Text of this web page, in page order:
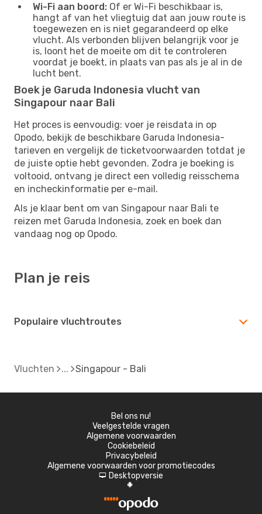
Wi-Fi aan boord: Of er Wi-Fi beschikbaar is,
hangt af van het vliegtuig dat aan jouw route is
toegewezen en is niet gegarandeerd op elke
vlucht. Als verbonden blijven belangrijk voor je
is, loont het de moeite om dit te controleren
voordat je boekt, in plaats van pas als je al in de
lucht bent.
Boek je Garuda Indonesia vlucht van
Singapour naar Bali
Het proces is eenvoudig: voer je reisdata in op
Opodo, bekijk de beschikbare Garuda Indonesia-
tarieven en vergelijk de ticketvoorwaarden totdat je
de juiste optie hebt gevonden. Zodra je boeking is
voltooid, ontvang je direct een volledig reisschema
en incheckinformatie per e-mail.
Als je klaar bent om van Singapour naar Bali te
reizen met Garuda Indonesia, zoek en boek dan
vandaag nog op Opodo.
Plan je reis
Populaire vluchtroutes
Vluchten Singapour - Bali
Bel ons nu!
Veelgestelde vragen
Algemene voorwaarden
Cookiebeleid
Privacybeleid
Algemene voorwaarden voor promotiecodes
d Desktopversie
A